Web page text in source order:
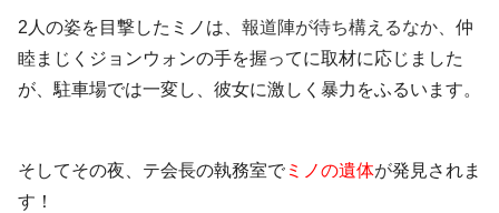
2人の姿を目撃したミノは、 報道陣が待ち構えるなか、 仲
睦まじくジョンウォンの手を握ってに取材に応じました
が、駐車場では一変し、彼女に激しく暴力をふるいます。
そしてその夜、テ会長の執務室で ミノの遺体が発見されま
す！